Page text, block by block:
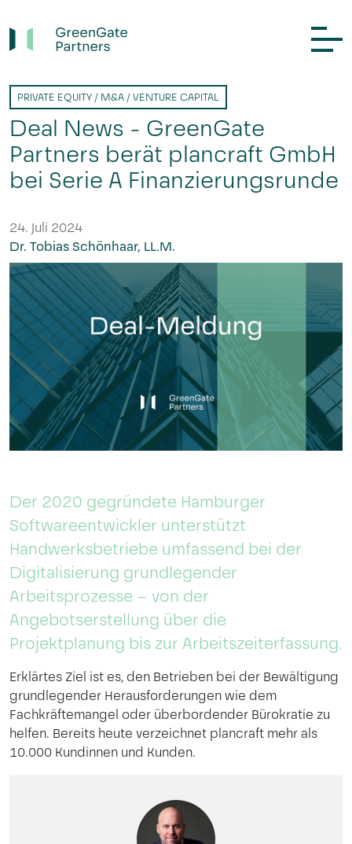
PRIVATE EQUITY / M&A / VENTURE CAPITAL
Deal News - GreenGate
Partners berät plancraft GmbH
bei Serie A Finanzierungsrunde
24. Juli 2024
Dr. Tobias Schönhaar, LL.M.
Der 2020 gegründete Hamburger
Softwareentwickler unterstützt
Handwerksbetriebe umfassend bei der
Digitalisierung grundlegender
Arbeitsprozesse – von der
Angebotserstellung über die
Projektplanung bis zur Arbeitszeiterfassung.
Erklärtes Ziel ist es, den Betrieben bei der Bewältigung
grundlegender Herausforderungen wie dem
Fachkräftemangel oder überbordender Bürokratie zu
helfen. Bereits heute verzeichnet plancraft mehr als
10.000 Kundinnen und Kunden.